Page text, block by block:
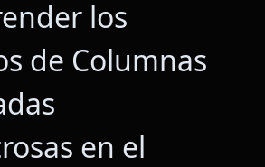
los
de Columnas
en el